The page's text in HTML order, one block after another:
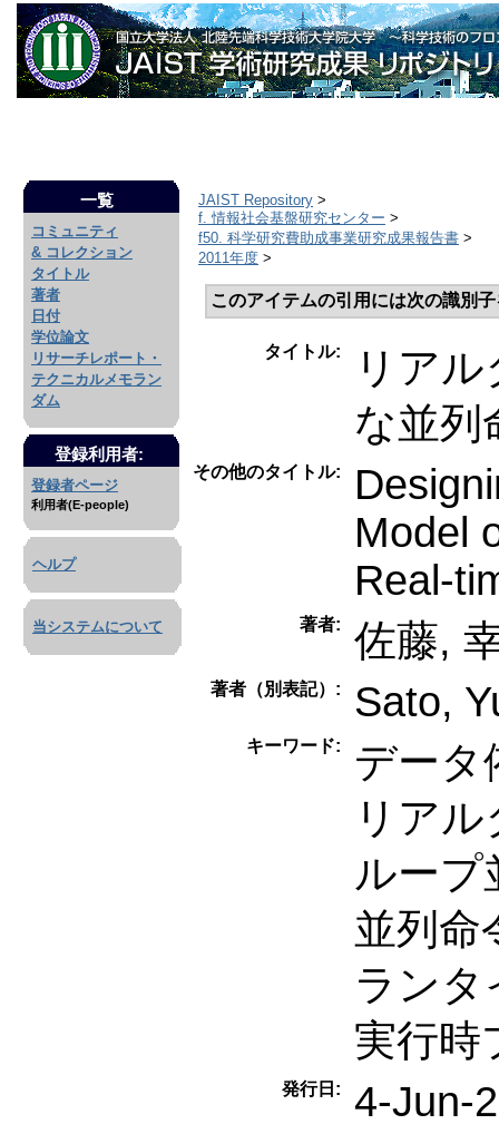
一覧
コミュニティ
& コレクション
タイトル
著者
日付
学位論文
リサーチレポート・
テクニカルメモラン
ダム
登録利用者:
登録者ページ
利用者(E-people)
ヘルプ
当システムについて
JAIST Repository >
f. 情報社会基盤研究センター >
f50. 科学研究費助成事業研究成果報告書 >
2011年度 >
このアイテムの引用には次の識別
タイトル:
リア
な並列
その他のタイトル:
Model
Real-
著者: 佐藤,
著者（別表記）: Sato,
キーワード:
データ
リア
ループ
並列命
ランタ
実行時
発行日: 4-Jun-